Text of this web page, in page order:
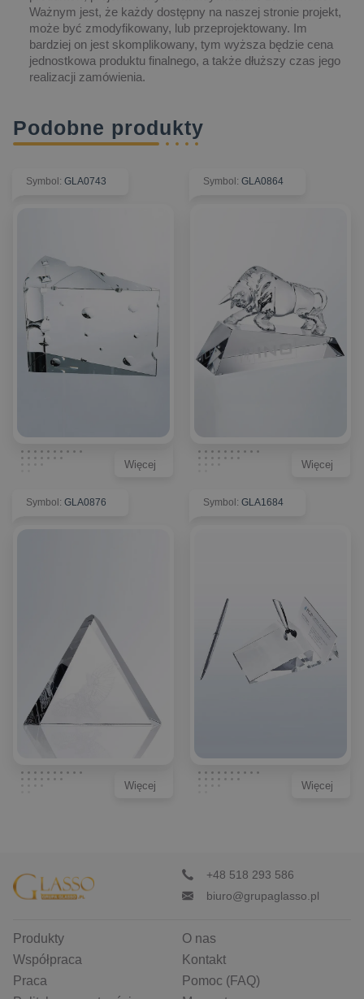
Ważnym jest, że każdy dostępny na naszej stronie projekt,
może być zmodyfikowany, lub przeprojektowany. Im
bardziej on jest skomplikowany, tym wyższa będzie cena
jednostkowa produktu finalnego, a także dłuższy czas jego
realizacji zamówienia.
Podobne produkty
Symbol: GLA0743
Więcej
Symbol: GLA0864
Więcej
Symbol: GLA0876
Więcej
Symbol: GLA1684
Więcej
+48 518 293 586
biuro@grupaglasso.pl
Produkty
O nas
Współpraca
Kontakt
Praca
Pomoc (FAQ)